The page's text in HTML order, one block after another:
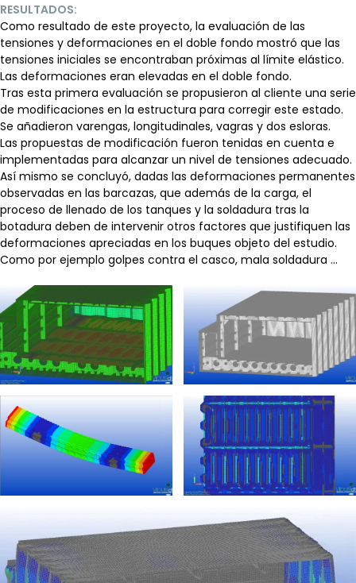
RESULTADOS:
Como resultado de este proyecto, la evaluación de las
tensiones y deformaciones en el doble fondo mostró que las
tensiones iniciales se encontraban próximas al límite elástico.
Las deformaciones eran elevadas en el doble fondo.
Tras esta primera evaluación se propusieron al cliente una serie
de modificaciones en la estructura para corregir este estado.
Se añadieron varengas, longitudinales, vagras y dos esloras.
Las propuestas de modificación fueron tenidas en cuenta e
implementadas para alcanzar un nivel de tensiones adecuado.
Así mismo se concluyó, dadas las deformaciones permanentes
observadas en las barcazas, que además de la carga, el
proceso de llenado de los tanques y la soldadura tras la
botadura deben de intervenir otros factores que justifiquen las
deformaciones apreciadas en los buques objeto del estudio.
Como por ejemplo golpes contra el casco, mala soldadura …